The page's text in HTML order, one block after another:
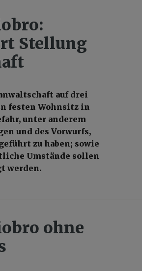
Stellung
auf drei
festen Wohnsitz in
unter anderem
und des Vorwurfs,
zu haben; sowie
Umstände sollen
werden.
ohne